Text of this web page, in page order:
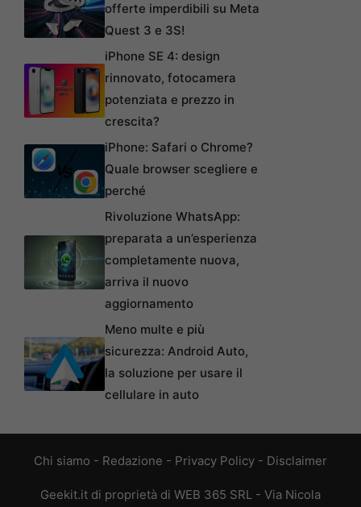
offerte imperdibili su Meta
Quest 3 e 3S!
iPhone SE 4: design
rinnovato, fotocamera
potenziata e prezzo in
crescita?
iPhone: Safari o Chrome?
Quale browser scegliere e
perché
Rivoluzione WhatsApp:
preparata a un’esperienza
completamente nuova,
arriva il nuovo
aggiornamento
Meno multe e più
sicurezza: Android Auto,
la soluzione per usare il
cellulare in auto
Chi siamo - Redazione - Privacy Policy - Disclaimer
Geekit.it di proprietà di WEB 365 SRL - Via Nicola